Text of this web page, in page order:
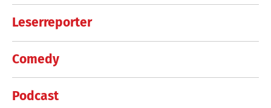
Leserreporter
Comedy
Podcast